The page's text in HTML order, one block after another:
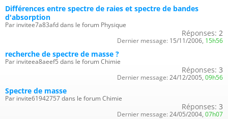
Différences entre spectre de raies et spectre de bandes
d'absorption
Par invitee7a83afd dans le forum Physique
Réponses: 2
Dernier message: 15/11/2006, 15h56
recherche de spectre de masse ?
Par inviteea8aeef5 dans le forum Chimie
Réponses: 3
Dernier message: 24/12/2005, 09h56
Spectre de masse
Par invite61942757 dans le forum Chimie
Réponses: 3
Dernier message: 24/05/2004, 07h07